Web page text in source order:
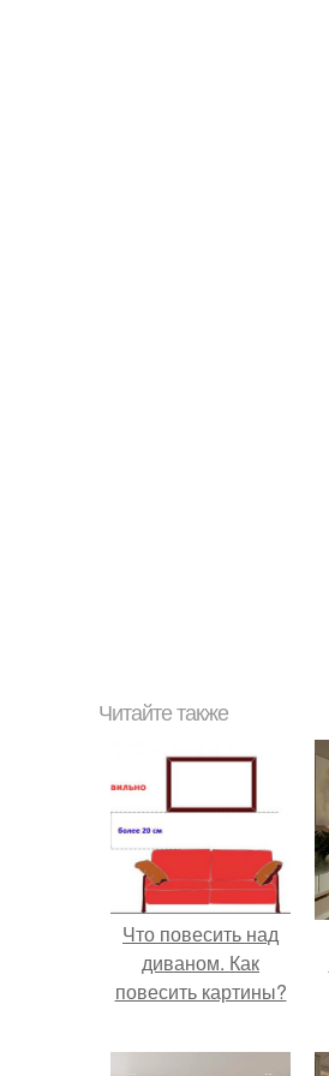
Читайте также
Что повесить над
диваном. Как
повесить картины?